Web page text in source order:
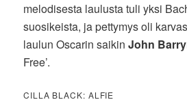
melodisesta laulusta tuli yksi
suosikeista, ja pettymys oli
laulun Oscarin saikinJohn
Free’.
CILLA BLACK: ALFIE